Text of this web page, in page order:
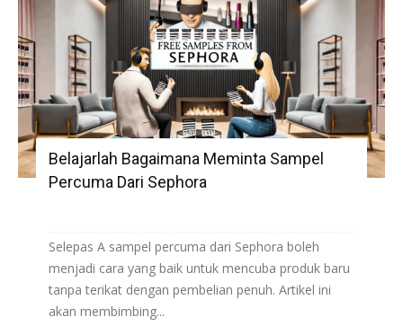
Belajarlah Bagaimana Meminta Sampel
Percuma Dari Sephora
Selepas A sampel percuma dari Sephora boleh
menjadi cara yang baik untuk mencuba produk baru
tanpa terikat dengan pembelian penuh. Artikel ini
akan membimbing...